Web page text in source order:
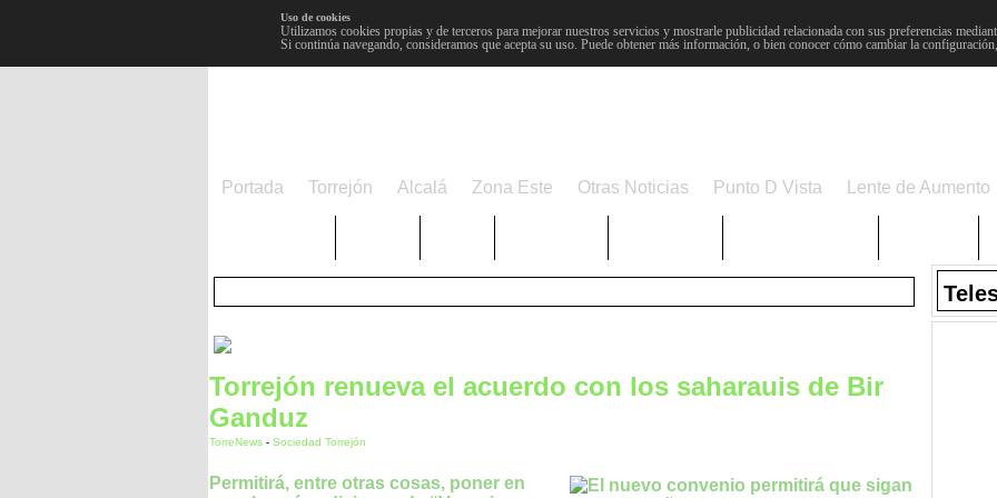
Uso de cookies
Utilizamos cookies propias y de terceros para mejorar nuestros servicios y mostrarle publicidad relacionada con sus preferencias
Si continúa navegando, consideramos que acepta su uso. Puede obtener más información, o bien conocer cómo cambiar la
Portada Torrejón Alcalá Zona Este Otras Noticias Punto D Vista Lente de Aumento
Torrejón renueva el acuerdo con los saharauis de Bir
Ganduz
TorreNews - Sociedad Torrejón
Permitirá, entre otras cosas, poner en